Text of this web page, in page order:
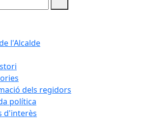
l'Alcalde
dels regidors
política
d'interès